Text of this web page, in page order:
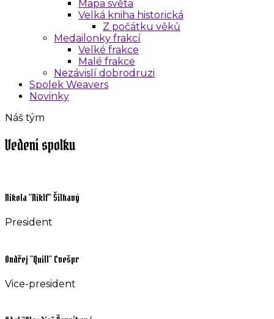
Mapa světa
Velká kniha historická
Z počátku věků
Medailonky frakcí
Velké frakce
Malé frakce
Nezávislí dobrodruzi
Spolek Weavers
Novinky
Náš tým
Vedení spolku
Nikola "Niklf" Šilhavý
President
Ondřej "Quill" Cvešpr
Vice-president